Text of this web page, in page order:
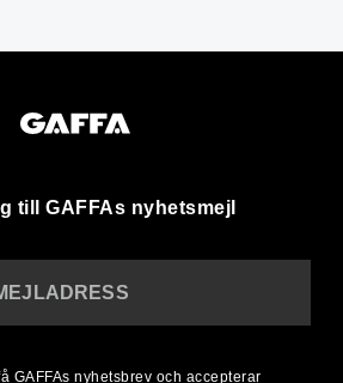
till GAFFAs nyhetsmejl
GAFFAs nyhetsbrev och accepterar